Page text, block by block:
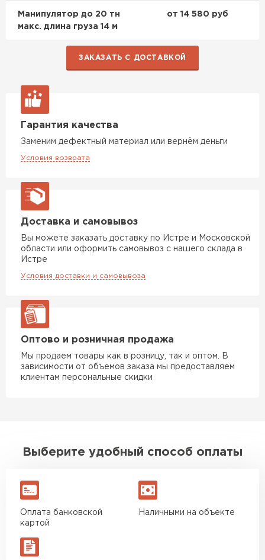
Манипулятор до 20 тн
макс. длина груза 14 м
от 14 580 руб
ЗАКАЗАТЬ С ДОСТАВКОЙ
Гарантия качества
Заменим дефектный материал или вернём деньги
Условия возврата
Доставка и самовывоз
Вы можете заказать доставку по Истре и Московской
области или оформить самовывоз с нашего склада в
Истре
Условия доставки и самовывоза
Оптово и розничная продажа
Мы продаем товары как в розницу, так и оптом. В
зависимости от объемов заказа мы предоставляем
клиентам персональные скидки
Выберите удобный способ оплаты
Оплата банковской
картой
Наличными на объекте
ПЕРЕЙТИ
Утеплитель Penoplex
Утеплитель Технониколь
ПЕРЕЙТИ
Утеплитель Юматекс Термо
ПЕРЕЙТИ